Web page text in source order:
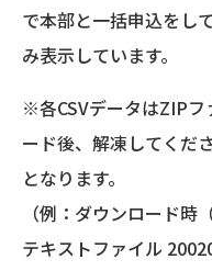
で本部と一括申込をし
み表示しています。
※各CSVデータはZIPフ
ード後、解凍してくだ
となります。
（例：ダウンロード
テキストファイル